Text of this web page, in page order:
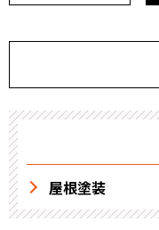
屋根塗装